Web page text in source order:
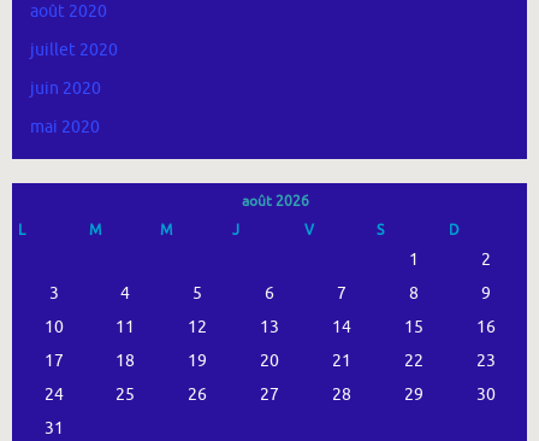
août 2020
juillet 2020
juin 2020
mai 2020
août 2026
L
M M J V S D
1
2
3
4 5 6 7 8
9
10
11 12 13 14 15
16
17
18 19 20 21 22
23
24
25 26 27 28 29
30
31